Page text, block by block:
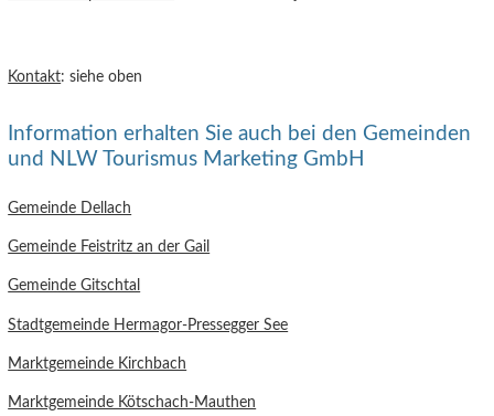
Kontakt: siehe oben
Information erhalten Sie auch bei den Gemeinden
und NLW Tourismus Marketing GmbH
Gemeinde Dellach
Gemeinde Feistritz an der Gail
Gemeinde Gitschtal
Stadtgemeinde Hermagor-Pressegger See
Marktgemeinde Kirchbach
Marktgemeinde Kötschach-Mauthen